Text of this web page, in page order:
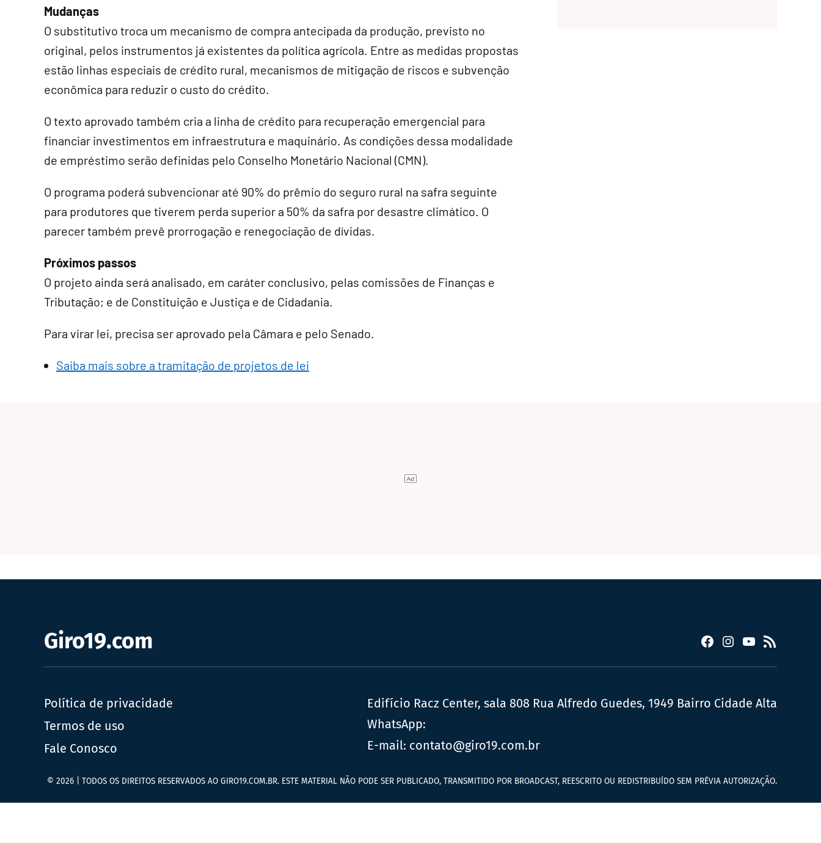
Mudanças
O substitutivo troca um mecanismo de compra antecipada da produção, previsto no
original, pelos instrumentos já existentes da política agrícola. Entre as medidas propostas
estão linhas especiais de crédito rural, mecanismos de mitigação de riscos e subvenção
econômica para reduzir o custo do crédito.
O texto aprovado também cria a linha de crédito para recuperação emergencial para
financiar investimentos em infraestrutura e maquinário. As condições dessa modalidade
de empréstimo serão definidas pelo Conselho Monetário Nacional (CMN).
O programa poderá subvencionar até 90% do prêmio do seguro rural na safra seguinte
para produtores que tiverem perda superior a 50% da safra por desastre climático. O
parecer também prevê prorrogação e renegociação de dívidas.
Próximos passos
O projeto ainda será analisado, em caráter conclusivo, pelas comissões de Finanças e
Tributação; e de Constituição e Justiça e de Cidadania.
Para virar lei, precisa ser aprovado pela Câmara e pelo Senado.
Saiba mais sobre a tramitação de projetos de lei
Giro19.com Facebook
Instagram
YouTube
RSS
Política de privacidade
Termos de uso
Fale Conosco
Edifício Racz Center, sala 808 Rua Alfredo Guedes, 1949 Bairro Cidade Alta
WhatsApp:
E-mail: contato@giro19.com.br
© 2026 | TODOS OS DIREITOS RESERVADOS AO GIRO19.COM.BR. ESTE MATERIAL NÃO PODE SER PUBLICADO, TRANSMITIDO POR BROADCAST, REESCRITO OU REDISTRIBUÍDO SEM PRÉVIA AUTORIZAÇÃO.